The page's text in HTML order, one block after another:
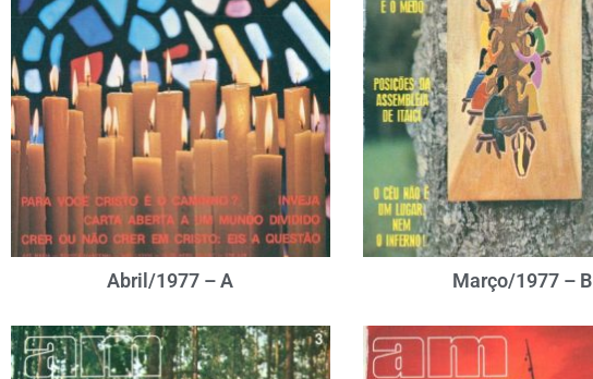
Abril/1977 – A Março/1977 – B